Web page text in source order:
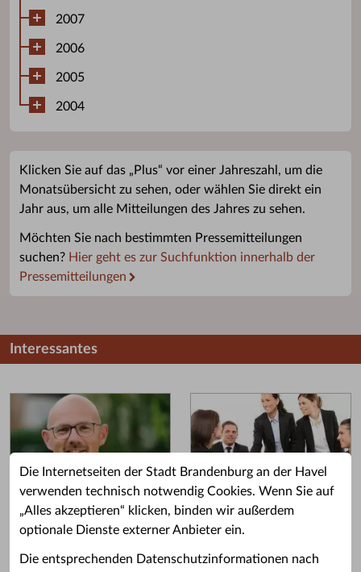
Die Internetseiten der Stadt Brandenburg an der Havel
verwenden technisch notwendig Cookies. Wenn Sie auf
„Alles akzeptieren“ klicken, binden wir außerdem
optionale Dienste externer Anbieter ein.
Die entsprechenden Datenschutzinformationen nach
2007
2006
2005
2004
Klicken Sie auf das „Plus“ vor einer Jahreszahl, um die
Monatsübersicht zu sehen, oder wählen Sie direkt ein
Jahr aus, um alle Mitteilungen des Jahres zu sehen.
Möchten Sie nach bestimmten Pressemitteilungen
suchen? Hier geht es zur Suchfunktion innerhalb der
Pressemitteilungen
Interessantes
Grußwort des OB